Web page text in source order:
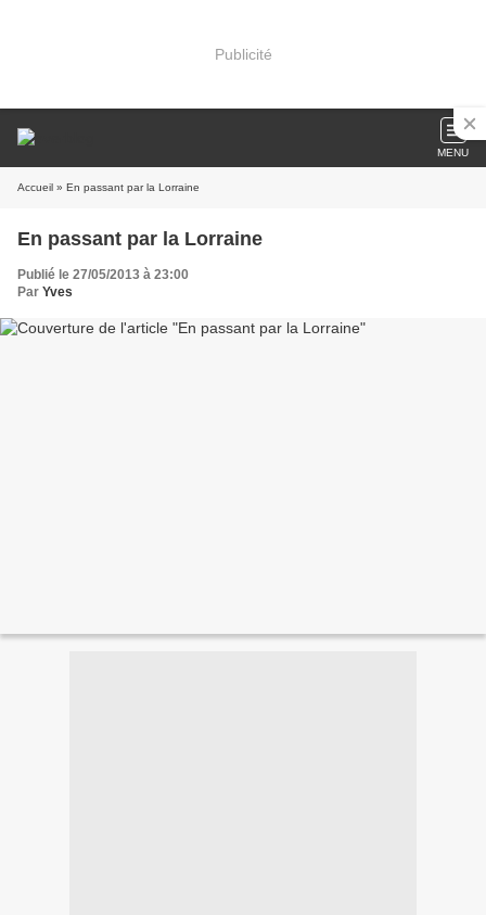
Publicité
MENU
Accueil » En passant par la Lorraine
En passant par la Lorraine
Publié le 27/05/2013 à 23:00
Par Yves